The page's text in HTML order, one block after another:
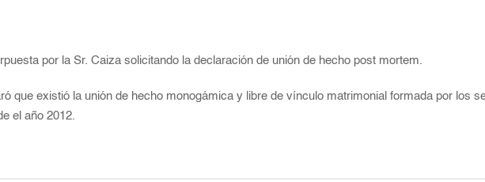
por la Sr. Caiza solicitando la declaración de unión de hecho post mortem.
que existió la unión de hecho monogámica y libre de vínculo matrimonial formada por los
el año 2012.